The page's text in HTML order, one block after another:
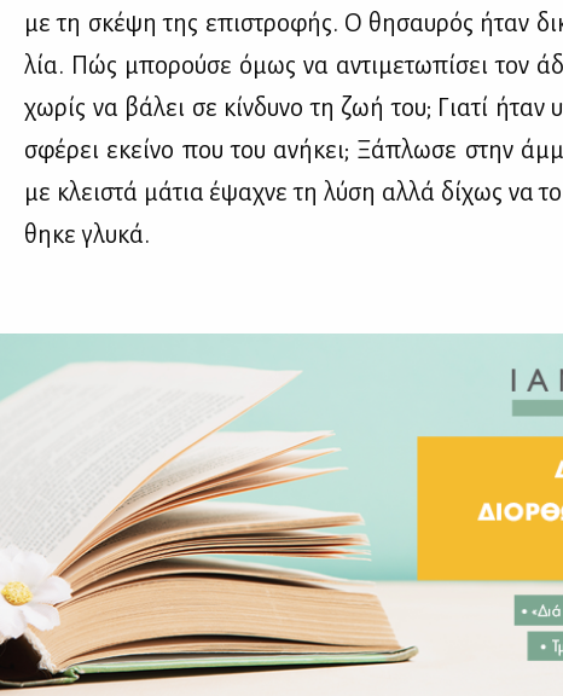
με τη σκέ­ψη της επι­στρο­φής. Ο θη­σαυ­ρός ήταν
λία. Πώς μπο­ρού­σε όμως να αντι­με­τω­πί­σει τον
χω­ρίς να βά­λει σε κίν­δυ­νο τη ζωή του; Για­τί
σφέ­ρει εκεί­νο που του ανή­κει; Ξά­πλω­σε στην
με κλει­στά μά­τια έψα­χνε τη λύ­ση αλ­λά δί­χως να
θη­κε γλυ­κά.